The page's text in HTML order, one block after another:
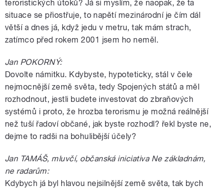
teroristických útoků? Já si myslím, že naopak, že ta
situace se přiostřuje, to napětí mezinárodní je čím dál
větší a dnes já, když jedu v metru, tak mám strach,
zatímco před rokem 2001 jsem ho neměl.
Jan POKORNÝ:
Dovolte námitku. Kdybyste, hypoteticky, stál v čele
nejmocnější země světa, tedy Spojených států a měl
rozhodnout, jestli budete investovat do zbraňových
systémů i proto, že hrozba terorismu je možná reálnější
než tuší řadoví občané, jak byste rozhodl? řekl byste ne,
dejme to radši na bohulibější účely?
Jan TAMÁŠ, mluvčí, občanská iniciativa Ne základnám,
ne radarům:
Kdybych já byl hlavou nejsilnější země světa, tak bych